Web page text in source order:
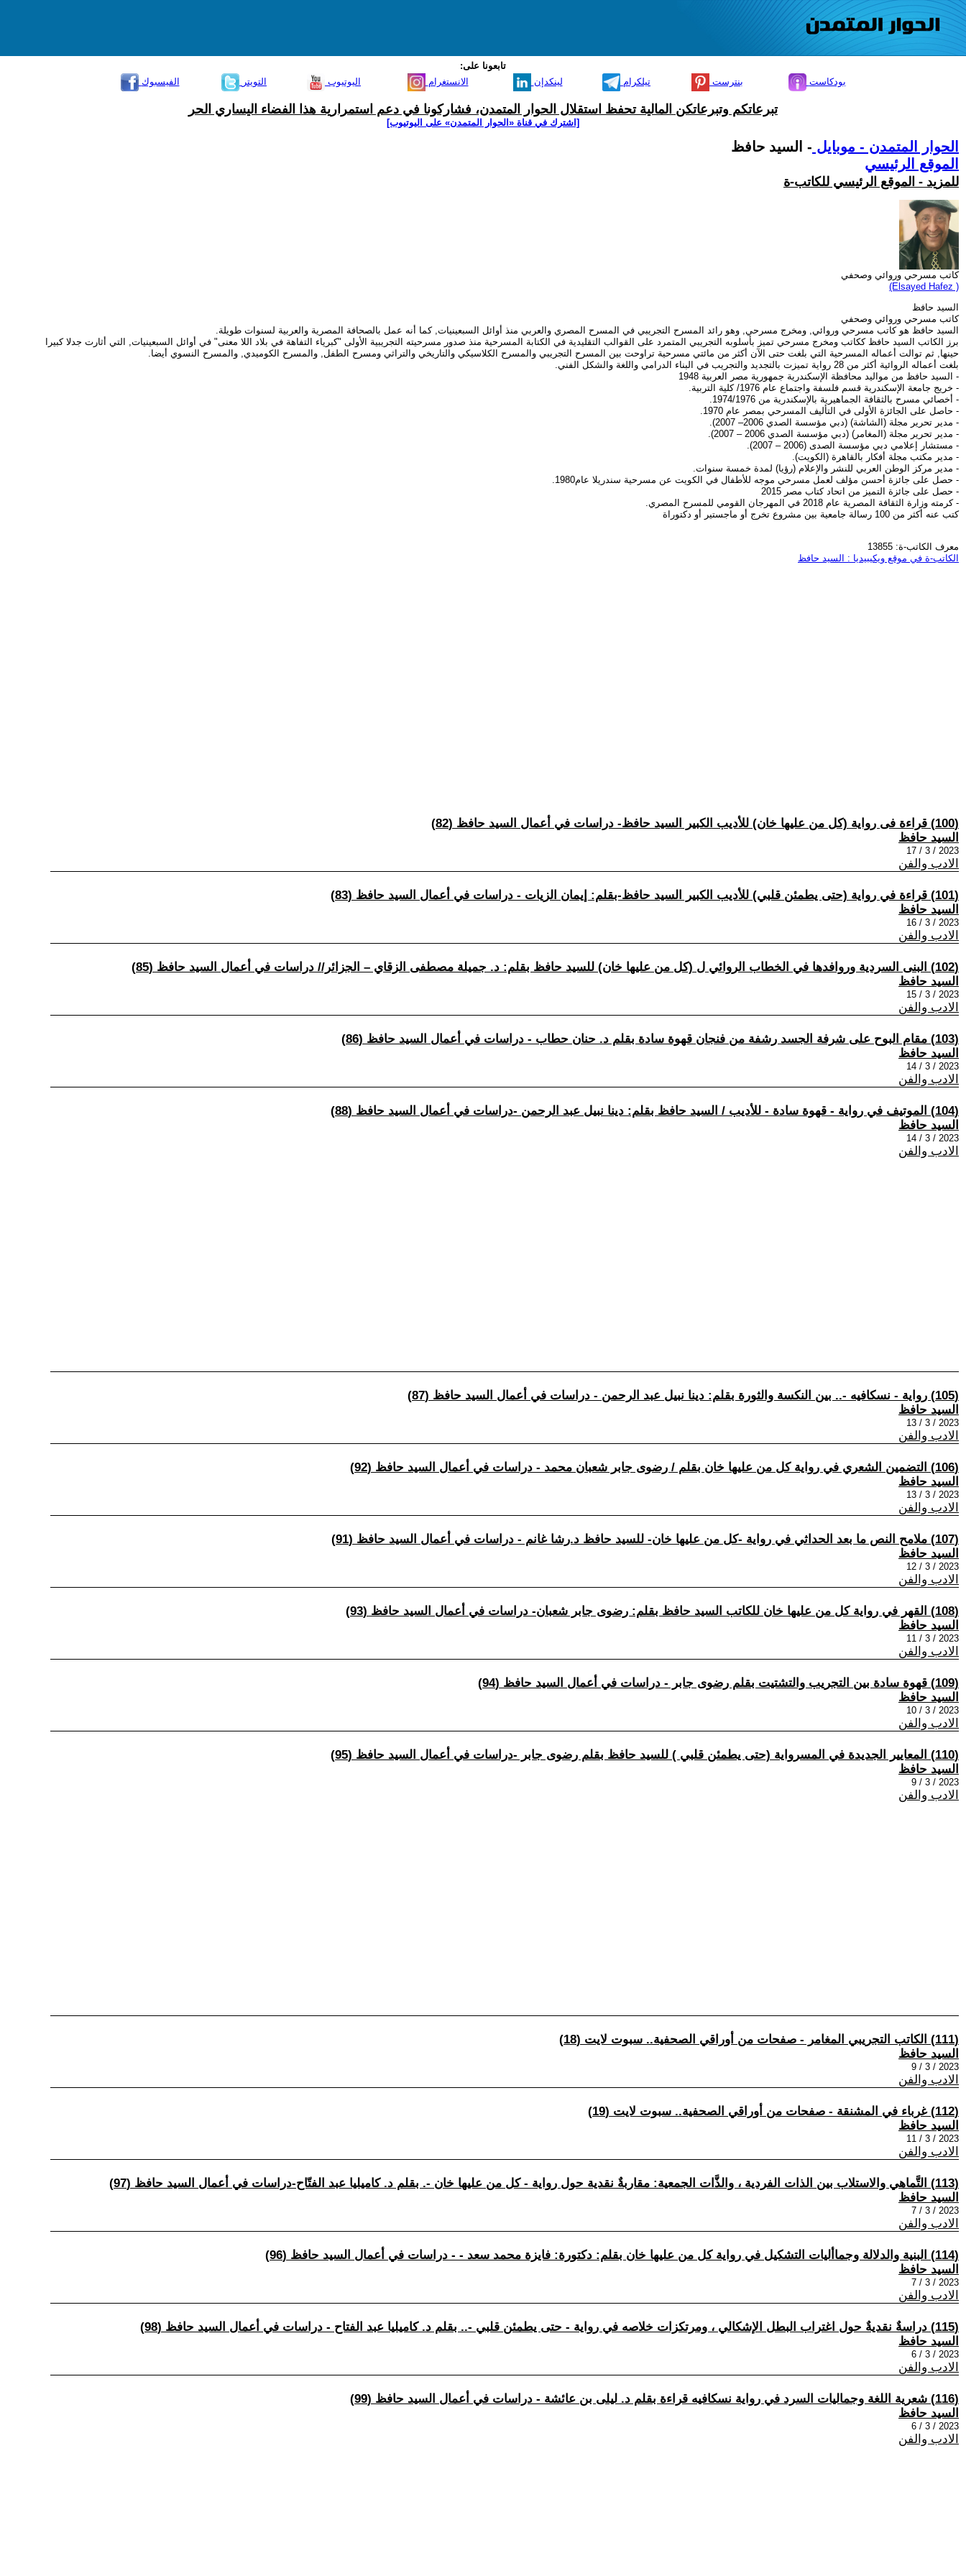
تابعونا على:
الفيسبوك
التويتر اليوتيوب الانستغرام لينكدإن تيلكرام بنترست بودكاست
تبرعاتكم وتبرعاتكن المالية تحفظ استقلال الحوار المتمدن، فشاركونا في دعم استمرارية هذا الفضاء اليساري الحر
[اشترك في قناة ‫«الحوار المتمدن» على اليوتيوب]
الحوار المتمدن - موبايل - السيد حافظ
الموقع الرئيسي
للمزيد - الموقع الرئيسي للكاتب-ة
كاتب مسرحي وروائي وصحفي
(Elsayed Hafez )
السيد حافظ
كاتب مسرحي وروائي وصحفي
السيد حافظ هو كاتب مسرحي وروائي, ومخرج مسرحي, وهو رائد المسرح التجريبي في المسرح المصري والعربي منذ أوائل السبعينيات, كما أنه عمل بالصحافة المصرية والعربية لسنوات طويلة.
برز الكاتب السيد حافظ ككاتب ومخرج مسرحي تميز بأسلوبه التجريبي المتمرد على القوالب التقليدية في الكتابة المسرحية منذ صدور مسرحيته التجريبية الأولى "كبرياء التفاهة في بلاد اللا معنى" في أوائل السبعينيات, التي أثارت جدلا كبيرا
حينها, ثم توالت أعماله المسرحية التي بلغت حتى الآن أكثر من مائتي مسرحية تراوحت بين المسرح التجريبي والمسرح الكلاسيكي والتاريخي والتراثي ومسرح الطفل, والمسرح الكوميدي, والمسرح النسوي أيضا.
بلغت أعماله الروائية أكثر من 28 رواية تميزت بالتجديد والتجريب في البناء الدرامي واللغة والشكل الفني.
- السيد حافظ من مواليد محافظة الإسكندرية جمهورية مصر العربية 1948
- خريج جامعة الإسكندرية قسم فلسفة واجتماع عام 1976/ كلية التربية.
- أخصائي مسرح بالثقافة الجماهيرية بالإسكندرية من 1974/1976.
- حاصل على الجائزة الأولى في التأليف المسرحي بمصر عام 1970.
- مدير تحرير مجلة (الشاشة) (دبي مؤسسة الصدي 2006– 2007).
- مدير تحرير مجلة (المغامر) (دبي مؤسسة الصدي 2006 – 2007).
- مستشار إعلامي دبي مؤسسة الصدى (2006 – 2007).
- مدير مكتب مجلة أفكار بالقاهرة (الكويت).
- مدير مركز الوطن العربي للنشر والإعلام (رؤيا) لمدة خمسة سنوات.
- حصل على جائزة أحسن مؤلف لعمل مسرحي موجه للأطفال في الكويت عن مسرحية سندريلا عام1980.
- حصل على جائزة التميز من اتحاد كتاب مصر 2015
- كرمته وزارة الثقافة المصرية عام 2018 في المهرجان القومي للمسرح المصري.
كتب عنه أكثر من 100 رسالة جامعية بين مشروع تخرج أو ماجستير أو دكتوراة
معرف الكاتب-ة: 13855
الكاتب-ة في موقع ويكيبيديا : السيد حافظ
(100) قراءة فى رواية (كل من عليها خان) للأديب الكبير السيد حافظ- دراسات في أعمال السيد حافظ (82)
السيد حافظ
2023 / 3 / 17
الادب والفن
(101) قراءة في رواية (حتى يطمئن قلبي) للأديب الكبير السيد حافظ-بقلم: إيمان الزيات - دراسات في أعمال السيد حافظ (83)
السيد حافظ
2023 / 3 / 16
الادب والفن
(102) البنى السردية وروافدها في الخطاب الروائي ل (كل من عليها خان) للسيد حافظ بقلم: د. جميلة مصطفى الزقاي – الجزائر// دراسات في أعمال السيد حافظ (85)
السيد حافظ
2023 / 3 / 15
الادب والفن
(103) مقام البوح على شرفة الجسد رشفة من فنجان قهوة سادة بقلم د. حنان حطاب - دراسات في أعمال السيد حافظ (86)
السيد حافظ
2023 / 3 / 14
الادب والفن
(104) الموتيف في رواية - قهوة سادة - للأديب / السيد حافظ بقلم: دينا نبيل عبد الرحمن -دراسات في أعمال السيد حافظ (88)
السيد حافظ
2023 / 3 / 14
الادب والفن
(105) رواية - نسكافيه -.. بين النكسة والثورة بقلم: دينا نبيل عبد الرحمن - دراسات في أعمال السيد حافظ (87)
السيد حافظ
2023 / 3 / 13
الادب والفن
(106) التضمين الشعري في رواية كل من عليها خان بقلم / رضوى جابر شعبان محمد - دراسات في أعمال السيد حافظ (92)
السيد حافظ
2023 / 3 / 13
الادب والفن
(107) ملامح النص ما بعد الحداثي في رواية -كل من عليها خان- للسيد حافظ د.رشا غانم - دراسات في أعمال السيد حافظ (91)
السيد حافظ
2023 / 3 / 12
الادب والفن
(108) القهر في رواية كل من عليها خان للكاتب السيد حافظ بقلم: رضوى جابر شعبان- دراسات في أعمال السيد حافظ (93)
السيد حافظ
2023 / 3 / 11
الادب والفن
(109) قهوة سادة بين التجريب والتشتيت بقلم رضوى جابر - دراسات في أعمال السيد حافظ (94)
السيد حافظ
2023 / 3 / 10
الادب والفن
(110) المعايير الجديدة في المسرواية (حتى يطمئن قلبي ) للسيد حافظ بقلم رضوى جابر -دراسات في أعمال السيد حافظ (95)
السيد حافظ
2023 / 3 / 9
الادب والفن
(111) الكاتب التجريبي المغامر - صفحات من أوراقي الصحفية.. سبوت لايت (18)
السيد حافظ
2023 / 3 / 9
الادب والفن
(112) غرباء في المشنقة - صفحات من أوراقي الصحفية.. سبوت لايت (19)
السيد حافظ
2023 / 3 / 11
الادب والفن
(113) التَّماهي والاستلاب بين الذات الفردية ، والذَّات الجمعية: مقاربةٌ نقدية حول رواية - كل من عليها خان -. بقلم د. كاميليا عبد الفتّاح-دراسات في أعمال السيد حافظ (97)
السيد حافظ
2023 / 3 / 7
الادب والفن
(114) البنية والدلالة وجماأليات التشكيل في رواية كل من عليها خان بقلم: دكتورة: فايزة محمد سعد - - دراسات في أعمال السيد حافظ (96)
السيد حافظ
2023 / 3 / 7
الادب والفن
(115) دراسةٌ نقديةٌ حول اغتراب البطل الإشكالي ، ومرتكزات خلاصه في رواية - حتى يطمئن قلبي -.. بقلم د. كاميليا عبد الفتاح - دراسات في أعمال السيد حافظ (98)
السيد حافظ
2023 / 3 / 6
الادب والفن
(116) شعرية اللغة وجماليات السرد في رواية نسكافيه قراءة بقلم د. ليلى بن عائشة - دراسات في أعمال السيد حافظ (99)
السيد حافظ
2023 / 3 / 6
الادب والفن